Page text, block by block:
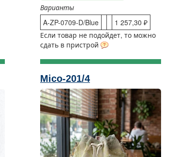
Варианты
A-ZP-0709-D/Blue
1 257,30 ₽
Если товар не подойдет, то можно
сдать в пристрой
Mico-201/4